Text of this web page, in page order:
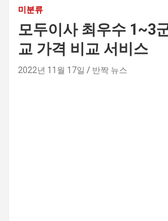
미분류
모두이사 최우수 1~3
교 가격 비교 서비스
2022년 11월 17일 반짝 뉴스